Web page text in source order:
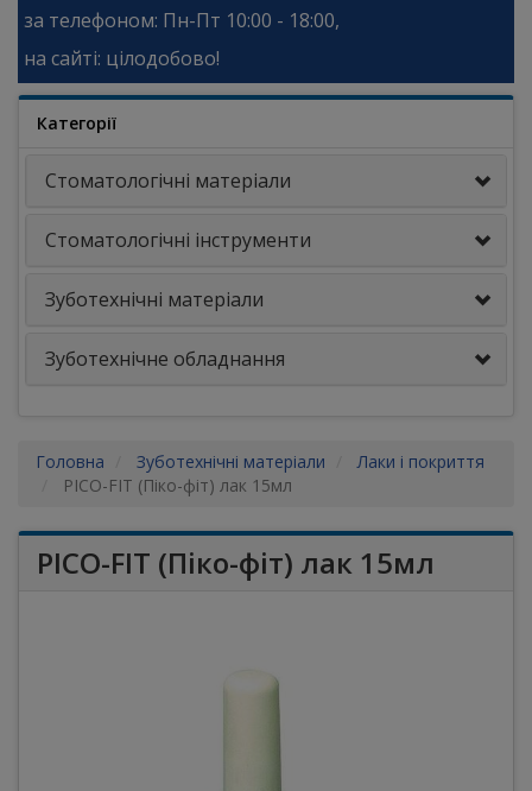
за телефоном: Пн-Пт 10:00 - 18:00,
на сайті: цілодобово!
Категорії
Стоматологічні матеріали
Стоматологічні інструменти
Зуботехнічні матеріали
Зуботехнічне обладнання
Головна Зуботехнічні матеріали
Лаки і покриття
PICO-FIT (Піко-фіт) лак 15мл
PICO-FIT (Піко-фіт) лак 15мл